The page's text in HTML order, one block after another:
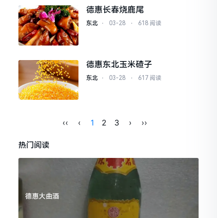
德惠长春烧鹿尾
东北 ⋅ 03-28 ⋅ 618 阅读
德惠东北玉米碴子
东北 ⋅ 03-28 ⋅ 617 阅读
‹‹ ‹ 1 2 3 › ››
热门阅读
德惠大曲酒